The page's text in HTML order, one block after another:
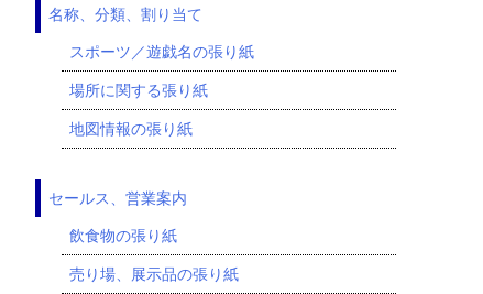
名称、分類、割り当て
スポーツ／遊戯名の張り紙
場所に関する張り紙
地図情報の張り紙
セールス、営業案内
飲食物の張り紙
売り場、展示品の張り紙